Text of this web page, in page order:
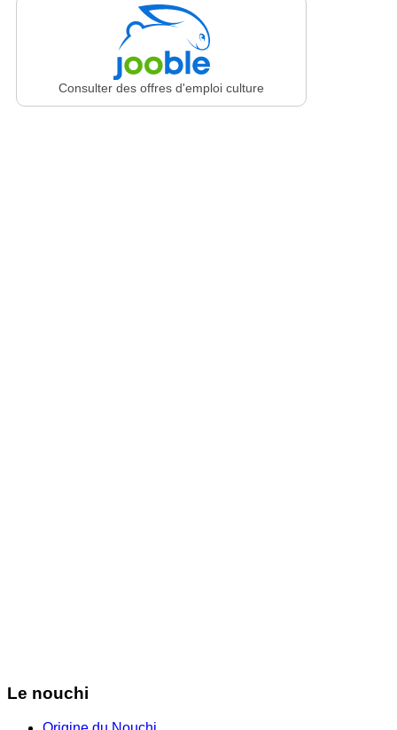
Consulter des offres d'emploi culture
Le nouchi